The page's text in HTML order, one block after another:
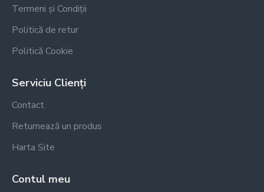
Termeni și Condiții
Politică de retur
Politică Cookie
Serviciu Clienți
Contact
Returnează un produs
Harta Site
Contul meu